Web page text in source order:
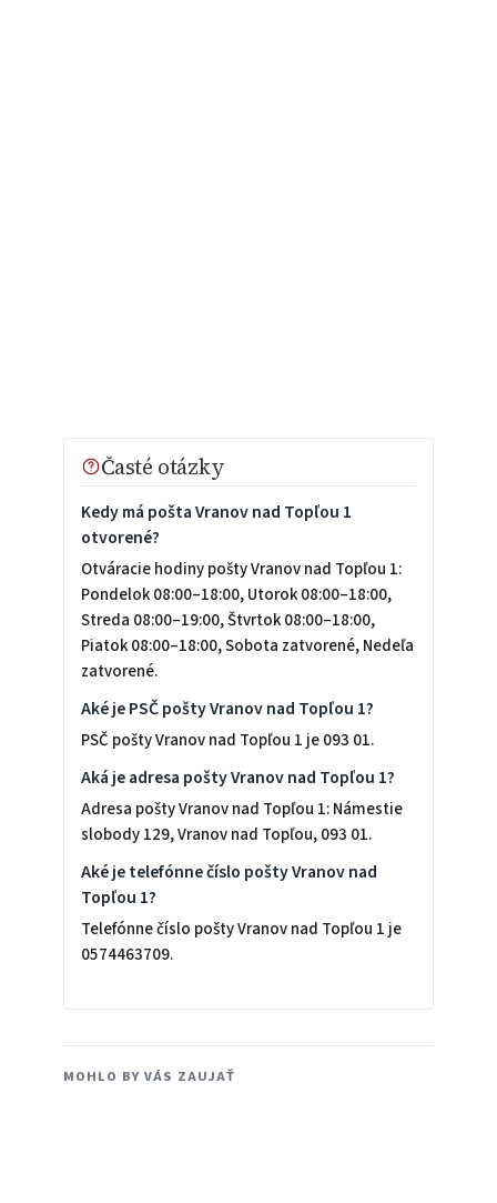
Časté otázky
Kedy má pošta Vranov nad Topľou 1
otvorené?
Otváracie hodiny pošty Vranov nad Topľou 1:
Pondelok 08:00–18:00, Utorok 08:00–18:00,
Streda 08:00–19:00, Štvrtok 08:00–18:00,
Piatok 08:00–18:00, Sobota zatvorené, Nedeľa
zatvorené.
Aké je PSČ pošty Vranov nad Topľou 1?
PSČ pošty Vranov nad Topľou 1 je 093 01.
Aká je adresa pošty Vranov nad Topľou 1?
Adresa pošty Vranov nad Topľou 1: Námestie
slobody 129, Vranov nad Topľou, 093 01.
Aké je telefónne číslo pošty Vranov nad
Topľou 1?
Telefónne číslo pošty Vranov nad Topľou 1 je
0574463709.
MOHLO BY VÁS ZAUJAŤ